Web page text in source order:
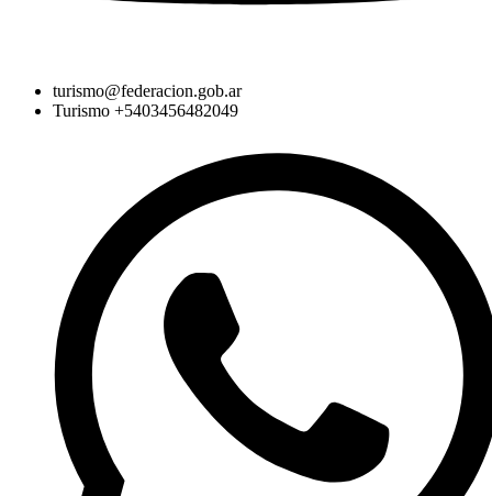
turismo@federacion.gob.ar
Turismo +5403456482049